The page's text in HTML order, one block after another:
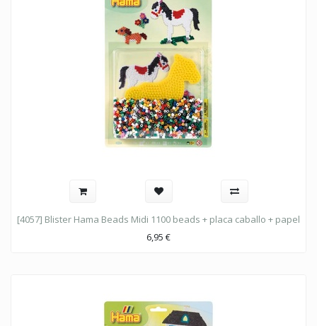
[4057] Blister Hama Beads Midi 1100 beads + placa caballo + papel
6,95 €